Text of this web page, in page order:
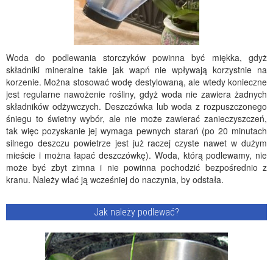
Woda do podlewania storczyków powinna być miękka, gdyż
składniki mineralne takie jak wapń nie wpływają korzystnie na
korzenie. Można stosować wodę destylowaną, ale wtedy konieczne
jest regularne nawożenie rośliny, gdyż woda nie zawiera żadnych
składników odżywczych. Deszczówka lub woda z rozpuszczonego
śniegu to świetny wybór, ale nie może zawierać zanieczyszczeń,
tak więc pozyskanie jej wymaga pewnych starań (po 20 minutach
silnego deszczu powietrze jest już raczej czyste nawet w dużym
mieście i można łapać deszczówkę). Woda, którą podlewamy, nie
może być zbyt zimna i nie powinna pochodzić bezpośrednio z
kranu. Należy wlać ją wcześniej do naczynia, by odstała.
Jak należy podlewać?